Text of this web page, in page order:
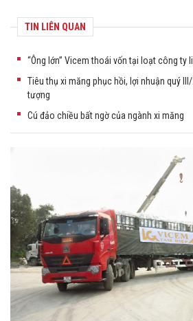
TIN LIÊN QUAN
“Ông lớn” Vicem thoái vốn tại loạt công ty
Tiêu thụ xi măng phục hồi, lợi nhuận quý
tượng
Cú đảo chiều bất ngờ của ngành xi măng